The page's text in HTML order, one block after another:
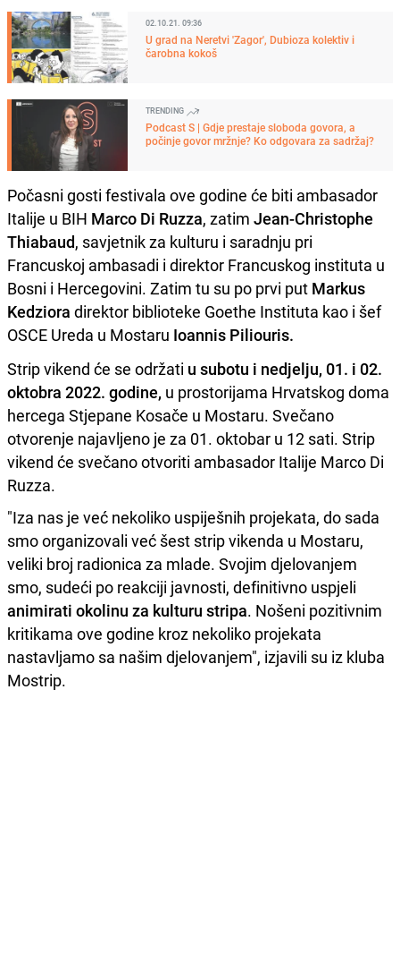
02.10.21. 09:36
U grad na Neretvi 'Zagor', Dubioza kolektiv i
čarobna kokoš
TRENDING
Podcast S | Gdje prestaje sloboda govora, a
počinje govor mržnje? Ko odgovara za sadržaj?
Počasni gosti festivala ove godine će biti ambasador
Italije u BIH Marco Di Ruzza, zatim Jean-Christophe
Thiabaud, savjetnik za kulturu i saradnju pri
Francuskoj ambasadi i direktor Francuskog instituta u
Bosni i Hercegovini. Zatim tu su po prvi put Markus
Kedziora direktor biblioteke Goethe Instituta kao i šef
OSCE Ureda u Mostaru Ioannis Piliouris.
Strip vikend će se održati u subotu i nedjelju, 01. i 02.
oktobra 2022. godine, u prostorijama Hrvatskog doma
hercega Stjepane Kosače u Mostaru. Svečano
otvorenje najavljeno je za 01. oktobar u 12 sati. Strip
vikend će svečano otvoriti ambasador Italije Marco Di
Ruzza.
"Iza nas je već nekoliko uspiješnih projekata, do sada
smo organizovali već šest strip vikenda u Mostaru,
veliki broj radionica za mlade. Svojim djelovanjem
smo, sudeći po reakciji javnosti, definitivno uspjeli
animirati okolinu za kulturu stripa. Nošeni pozitivnim
kritikama ove godine kroz nekoliko projekata
nastavljamo sa našim djelovanjem", izjavili su iz kluba
Mostrip.